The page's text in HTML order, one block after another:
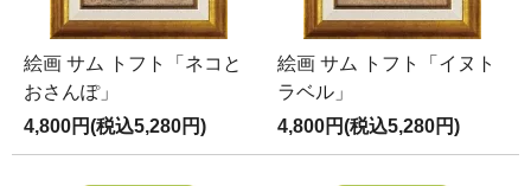
絵画 サム トフト「ネコと
おさんぽ」
4,800円(税込5,280円)
絵画 サム トフト「イヌト
ラベル」
4,800円(税込5,280円)